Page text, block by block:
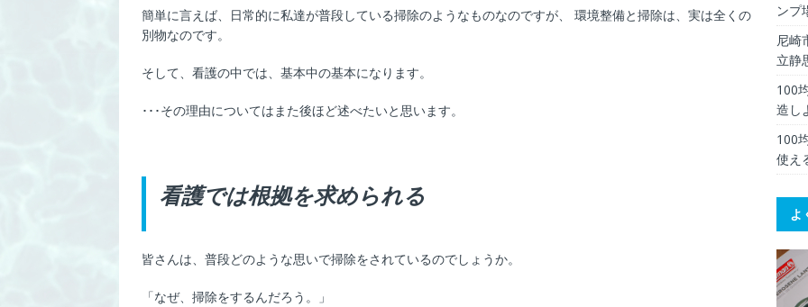
簡単に言えば、日常的に私達が普段している掃除のようなものなのですが、 環境整備と掃除は、実は全くの
別物なのです。
そして、看護の中では、基本中の基本になります。
･･･その理由についてはまた後ほど述べたいと思います。
看護では根拠を求められる
皆さんは、普段どのような思いで掃除をされているのでしょうか。
「なぜ、掃除をするんだろう。」
ンプ
尼崎
立静
100
造し
100
使え
よ